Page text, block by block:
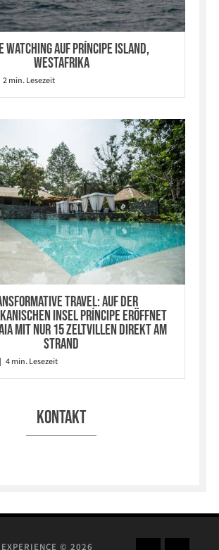
watching auf Príncipe Island,
Westafrika
min. Lesezeit
Travel: Auf der
Insel Príncipe eröffnet
direkt am
Strand
4 min. Lesezeit
Kontakt
© 2026